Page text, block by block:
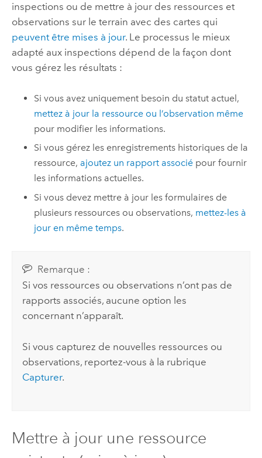
inspections ou de mettre à jour des ressources et
observations sur le terrain avec des cartes qui
peuvent être mises à jour. Le processus le mieux
adapté aux inspections dépend de la façon dont
vous gérez les résultats :
Si vous avez uniquement besoin du statut actuel,
mettez à jour la ressource ou l’observation même
pour modifier les informations.
Si vous gérez les enregistrements historiques de la
ressource, ajoutez un rapport associé pour fournir
les informations actuelles.
Si vous devez mettre à jour les formulaires de
plusieurs ressources ou observations, mettez-les à
jour en même temps.
Remarque :
Si vos ressources ou observations n’ont pas de
rapports associés, aucune option les
concernant n’apparaît.
Si vous capturez de nouvelles ressources ou
observations, reportez-vous à la rubrique
Capturer.
Mettre à jour une ressource